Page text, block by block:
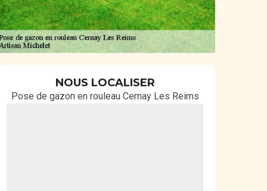
NOUS LOCALISER
Pose de gazon en rouleau Cernay Les Reims